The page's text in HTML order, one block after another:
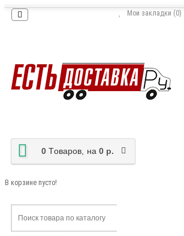
Мои закладки (0)
0 Tоваров, на 0 р.
В корзине пусто!